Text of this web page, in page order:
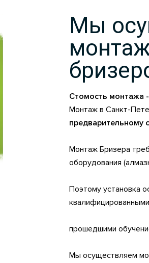
Мы
Стомость монтажа
Монтаж в Санкт-
предварительному
Монтаж Бризера
оборудования
Поэтому установка
прошедшими
Мы осуществляем